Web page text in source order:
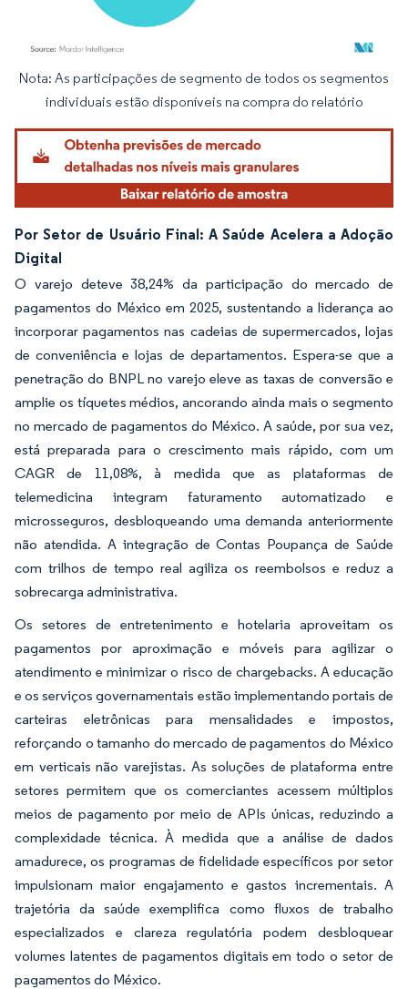
Imagem © Mordor Intelligence. O reuso requer atribuição conforme CC BY 4.0.
Nota: As participações de segmento de todos os segmentos
individuais estão disponíveis na compra do relatório
Por Setor de Usuário Final: A Saúde Acelera a Adoção
Digital
O varejo deteve 38,24% da participação do mercado de
pagamentos do México em 2025, sustentando a liderança ao
incorporar pagamentos nas cadeias de supermercados, lojas
de conveniência e lojas de departamentos. Espera-se que a
penetração do BNPL no varejo eleve as taxas de conversão e
amplie os tíquetes médios, ancorando ainda mais o segmento
no mercado de pagamentos do México. A saúde, por sua vez,
está preparada para o crescimento mais rápido, com um
CAGR de 11,08%, à medida que as plataformas de
telemedicina integram faturamento automatizado e
microsseguros, desbloqueando uma demanda anteriormente
não atendida. A integração de Contas Poupança de Saúde
com trilhos de tempo real agiliza os reembolsos e reduz a
sobrecarga administrativa.
Os setores de entretenimento e hotelaria aproveitam os
pagamentos por aproximação e móveis para agilizar o
atendimento e minimizar o risco de chargebacks. A educação
e os serviços governamentais estão implementando portais de
carteiras eletrônicas para mensalidades e impostos,
reforçando o tamanho do mercado de pagamentos do México
em verticais não varejistas. As soluções de plataforma entre
setores permitem que os comerciantes acessem múltiplos
meios de pagamento por meio de APIs únicas, reduzindo a
complexidade técnica. À medida que a análise de dados
amadurece, os programas de fidelidade específicos por setor
impulsionam maior engajamento e gastos incrementais. A
trajetória da saúde exemplifica como fluxos de trabalho
especializados e clareza regulatória podem desbloquear
volumes latentes de pagamentos digitais em todo o setor de
pagamentos do México.